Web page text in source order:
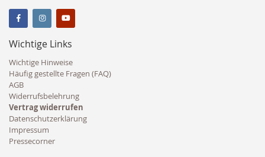
Wichtige Links
Wichtige Hinweise
Häufig gestellte Fragen (FAQ)
AGB
Widerrufsbelehrung
Vertrag widerrufen
Datenschutzerklärung
Impressum
Pressecorner